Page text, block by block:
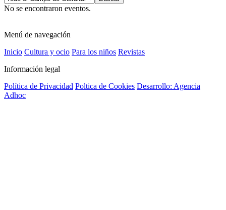
No se encontraron eventos.
Menú de navegación
Inicio Cultura y ocio Para los niños Revistas
Información legal
Política de Privacidad Poltica de Cookies Desarrollo: Agencia
Adhoc